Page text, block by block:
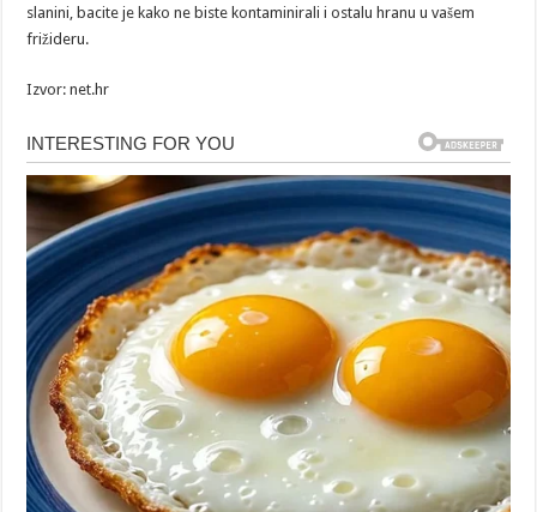
slanini, bacite je kako ne biste kontaminirali i ostalu hranu u vašem
frižideru.
Izvor: net.hr